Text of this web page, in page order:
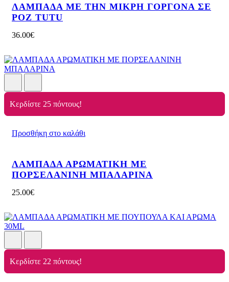
ΛΑΜΠΑΔΑ ΜΕ ΤΗΝ ΜΙΚΡΗ ΓΟΡΓΟΝΑ ΣΕ
ΡΟΖ TUTU
36.00€
Κερδίστε 25 πόντους!
Προσθήκη στο καλάθι
ΛΑΜΠΑΔΑ ΑΡΩΜΑΤΙΚΗ ΜΕ
ΠΟΡΣΕΛΑΝΙΝΗ ΜΠΑΛΑΡΙΝΑ
25.00€
Κερδίστε 22 πόντους!